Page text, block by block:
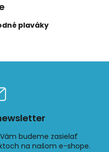
plaváky
budeme zasielať
na našom e-shope.